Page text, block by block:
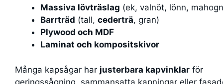
Massiva lövträslag (ek, valnöt, lönn,
Barrträd (tall, cederträ, gran)
Plywood och MDF
Laminat och kompositskivor
Många kapsågar har justerbara kapvinklar för
geringssågning, sammansatta kapningar eller